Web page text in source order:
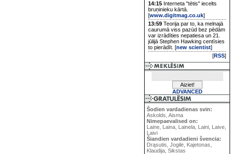
14:15 Interneta "tētis" iecelts
bruņinieku kārtā.
[www.digitmag.co.uk]
13:59 Teorija par to, ka melnajā
caurumā viss pazūd bez pēdām
var izrādīties nepatiesa un 21.
jūlijā Stephen Hawking centīsies
to pierādīt. [new scientist]
[RSS]
ADVANCED
Šodien vardadienas svin:
Askolds, Aisma
Nimepaevalised on:
Laine, Laina, Lainela, Laini, Laive,
Laivi
Šiandien vardadieni švencia:
Drąsutis, Jogilė, Kajetonas,
Klaudija, Sikstas